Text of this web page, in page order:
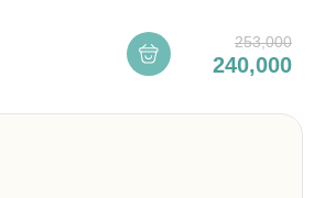
253,000
240,000